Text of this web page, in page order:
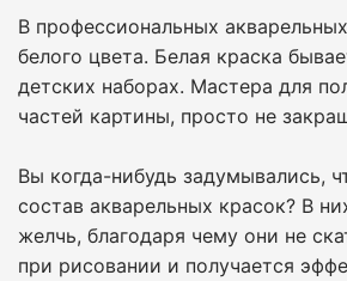
В профессиональных
белого цвета. Белая краска
детских наборах. Мастера для
частей картины, просто не
Вы когда-нибудь задумывались,
состав акварельных красок? В
желчь, благодаря чему они не
при рисовании и получается